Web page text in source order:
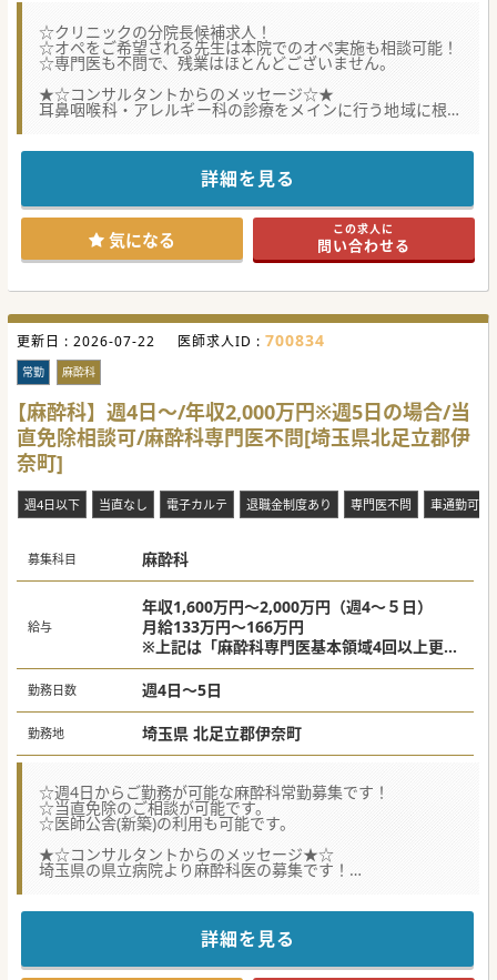
☆クリニックの分院長候補求人！
☆オペをご希望される先生は本院でのオペ実施も相談可能！
☆専門医も不問で、残業はほとんどございません。
★☆コンサルタントからのメッセージ☆★
耳鼻咽喉科・アレルギー科の診療をメインに行う地域に根差
したクリニックにて、
院長職への切り替えのタイミングは2025年9月頃。
複数路線が乗り入れる大宮駅発のニューシャトル沿線の最寄
り駅にて、通勤便利です♪
#秋入職可
詳細を見る
気になる この求人に
問い合わせる
更新日 : 2026-07-22 医師求人ID : 700834
常勤 麻酔科
【麻酔科】週4日～/年収2,000万円※週5日の場合/当
直免除相談可/麻酔科専門医不問[埼玉県北足立郡伊
奈町]
週4日以下 当直なし 電子カルテ 退職金制度あり 専門医不問 車通勤可
募集科目 麻酔科
給与
年収1,600万円～2,000万円（週4～５日）
月給133万円～166万円
※上記は「麻酔科専門医基本領域4回以上更新
されている先生」の目安となります。
勤務日数 週4日～5日
勤務地 埼玉県 北足立郡伊奈町
☆週4日からご勤務が可能な麻酔科常勤募集です！
☆当直免除のご相談が可能です。
☆医師公舎(新築)の利用も可能です。
★☆コンサルタントからのメッセージ★☆
埼玉県の県立病院より麻酔科医の募集です！
ご希望があれば、緩和ケア科での研修や
県内は勿論栃木県・群馬県からのご通勤も可能な病院です。
先生からのお問合せをお待ちしております。
#秋入職可
詳細を見る